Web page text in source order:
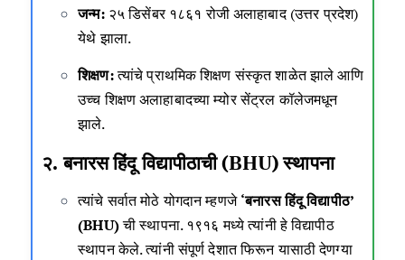
जन्म:२५ डिसेंबर १८६१ रोजी अलाहाबाद (उत्तर प्रदेश)
येथे झाला.
शिक्षण:त्यांचे प्राथमिक शिक्षण संस्कृत शाळेत झाले आणि
उच्च शिक्षण अलाहाबादच्या म्योर सेंट्रल कॉलेजमधून
झाले.
२. बनारस हिंदू विद्यापीठाची (BHU) स्थापना
त्यांचे सर्वात मोठे योगदान म्हणजे‘बनारस हिंदू विद्यापीठ’
(BHU)ची स्थापना. १९१६ मध्ये त्यांनी हे विद्यापीठ
स्थापन केले. त्यांनी संपूर्ण देशात फिरून यासाठी देणग्या